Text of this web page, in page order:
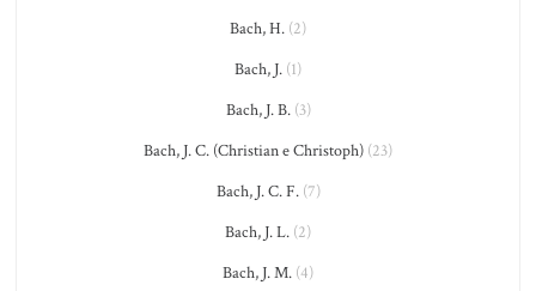
Bach, H. (2)
Bach, J. (1)
Bach, J. B.(3)
Bach, J. C. (Christian e Christoph) (23)
Bach, J. C. F.(7)
Bach, J. L. (2)
Bach, J. M. (4)